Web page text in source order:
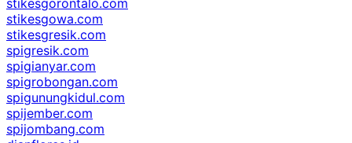
stikesgorontalo.com
stikesgowa.com
stikesgresik.com
spigresik.com
spigianyar.com
spigrobongan.com
spigunungkidul.com
spijember.com
spijombang.com